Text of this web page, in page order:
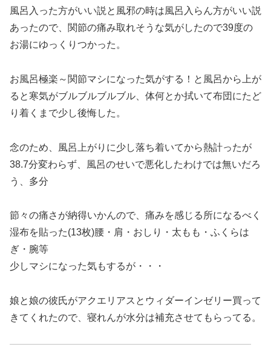
風呂入った方がいい説と風邪の時は風呂入らん方がいい説
あったので、関節の痛み取れそうな気がしたので39度の
お湯にゆっくりつかった。
お風呂極楽～関節マシになった気がする！と風呂から上が
ると寒気がブルブルブルブル、体何とか拭いて布団にたど
り着くまで少し後悔した。
念のため、風呂上がりに少し落ち着いてから熱計ったが
38.7分変わらず、風呂のせいで悪化したわけでは無いだろ
う、多分
節々の痛さが納得いかんので、痛みを感じる所になるべく
湿布を貼った(13枚)腰・肩・おしり・太もも・ふくらは
ぎ・腕等
少しマシになった気もするが・・・
娘と娘の彼氏がアクエリアスとウィダーインゼリー買って
きてくれたので、寝れんが水分は補充させてもらってる。